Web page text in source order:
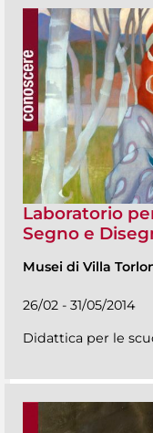
Laboratorio
Segno e
Musei di Villa
26/02 - 31/05/2014
Didattica per le